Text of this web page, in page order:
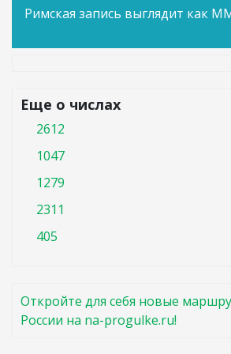
Римская запись выглядит как
Еще о числах
2612
1047
1279
2311
405
Откройте для себя новые
России на na-progulke.ru!